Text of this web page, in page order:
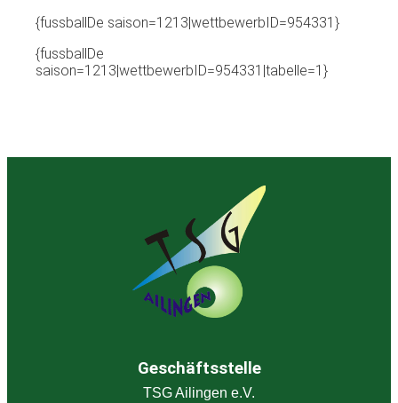
{fussballDe saison=1213|wettbewerbID=954331}
{fussballDe
saison=1213|wettbewerbID=954331|tabelle=1}
Geschäftsstelle
TSG Ailingen e.V.